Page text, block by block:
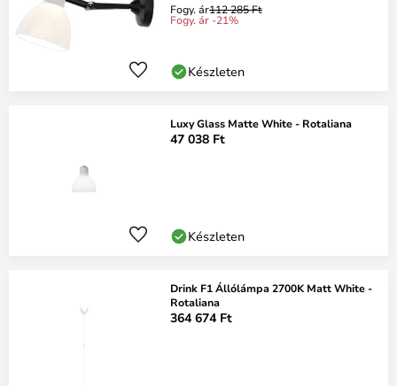
Fogy. ár112 285 Ft
Fogy. ár -21%
Készleten
Luxy Glass Matte White - Rotaliana
47 038 Ft
Készleten
Drink F1 Állólámpa 2700K Matt White -
Rotaliana
364 674 Ft